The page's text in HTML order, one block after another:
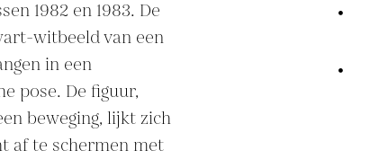
1982 en 1983. De
witbeeld van een
in een
pose. De figuur,
beweging, lijkt zich
af te schermen met